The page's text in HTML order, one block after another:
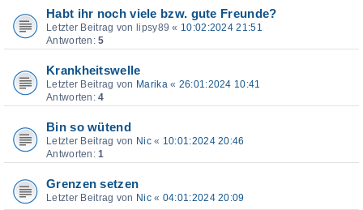
Habt ihr noch viele bzw. gute Freunde?
Letzter Beitrag von lipsy89 « 10:02:2024 21:51
Antworten:5
Krankheitswelle
Letzter Beitrag von Marika« 26:01:2024 10:41
Antworten:4
Bin so wütend
Letzter Beitrag von Nic« 10:01:2024 20:46
Antworten:1
Grenzen setzen
Letzter Beitrag von Nic« 04:01:2024 20:09